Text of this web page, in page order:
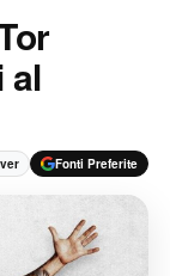
al
Fonti Preferite